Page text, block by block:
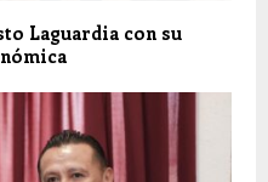
Laguardia con su